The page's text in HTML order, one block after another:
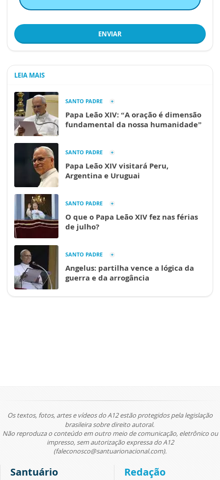
ENVIAR
LEIA MAIS
SANTO PADRE
Papa Leão XIV: “A oração é dimensão
fundamental da nossa humanidade”
SANTO PADRE
Papa Leão XIV visitará Peru,
Argentina e Uruguai
SANTO PADRE
O que o Papa Leão XIV fez nas férias
de julho?
SANTO PADRE
Angelus: partilha vence a lógica da
guerra e da arrogância
Os textos, fotos, artes e vídeos do A12 estão protegidos pela legislação
brasileira sobre direito autoral.
Não reproduza o conteúdo em outro meio de comunicação, eletrônico ou
impresso, sem autorização expressa do A12
(faleconosco@santuarionacional.com).
Santuário Redação